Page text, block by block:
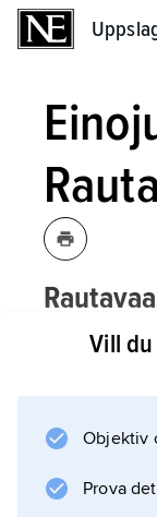
Einojuhani
produktion
serialist och
Vill
Objektiv
Prova